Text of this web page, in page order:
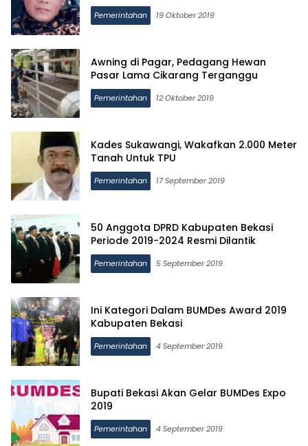
Pemerintahan 19 Oktober 2019
Awning di Pagar, Pedagang Hewan
Pasar Lama Cikarang Terganggu
Pemerintahan 12 Oktober 2019
Kades Sukawangi, Wakafkan 2.000 Meter
Tanah Untuk TPU
Pemerintahan 17 September 2019
50 Anggota DPRD Kabupaten Bekasi
Periode 2019-2024 Resmi Dilantik
Pemerintahan 5 September 2019
Ini Kategori Dalam BUMDes Award 2019
Kabupaten Bekasi
Pemerintahan 4 September 2019
Bupati Bekasi Akan Gelar BUMDes Expo
2019
Pemerintahan 4 September 2019